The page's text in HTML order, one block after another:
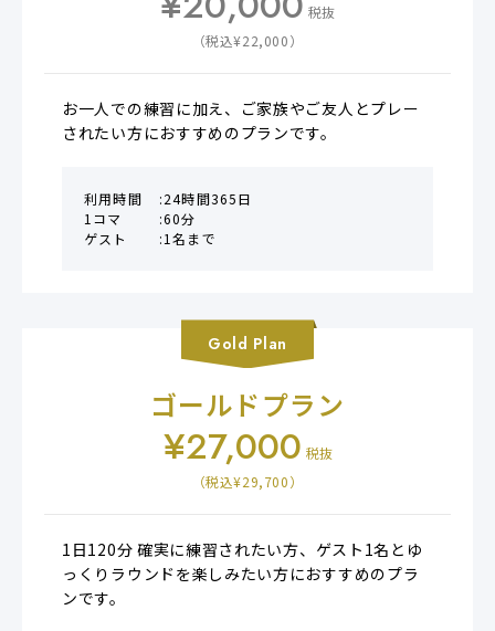
¥20,000 税抜
（税込¥22,000）
お一人での練習に加え、ご家族やご友人とプレー
されたい方におすすめのプランです。
利用時間
24時間365日
1コマ
60分
ゲスト
1名まで
Gold Plan
ゴールドプラン
¥27,000 税抜
（税込¥29,700）
1日120分 確実に練習されたい方、ゲスト1名とゆ
っくりラウンドを楽しみたい方におすすめのプラ
ンです。